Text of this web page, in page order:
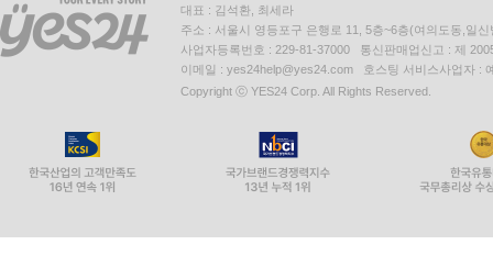
대표 : 김석환, 최세라
주소 : 서울시 영등포구 은행로 11, 5층~6층(여의도동,일신
사업자등록번호 : 229-81-37000 통신판매업신고 : 제
이메일 : yes24help@yes24.com 호스팅 서비스사업자 :
Copyright ⓒ YES24 Corp. All Rights Reserved.